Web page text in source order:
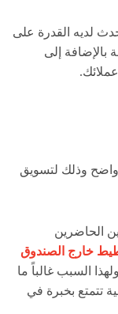
لديه القدرة على
بالإضافة إلى
وذلك لتسويق
الحاضرين
خارج الصندوق
السبب غالباً ما
تتمتع بخبرة في